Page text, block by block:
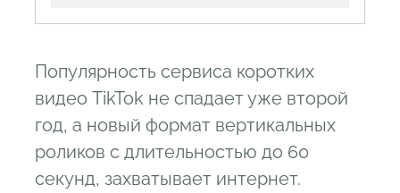
Популярность сервиса коротких
видео TikTok не спадает уже второй
год, а новый формат вертикальных
роликов с длительностью до 60
секунд, захватывает интернет.